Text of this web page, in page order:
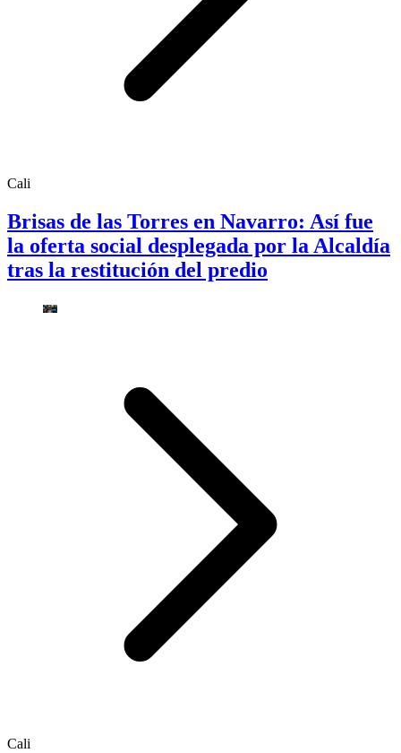
Cali
Brisas de las Torres en Navarro: Así fue
la oferta social desplegada por la Alcaldía
tras la restitución del predio
Cali